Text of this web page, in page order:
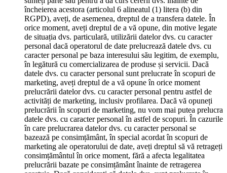
încheierea acestora (articolul 6 alineatul (1) litera (b) din
RGPD), aveți, de asemenea, dreptul de a transfera datele. În
orice moment, aveți dreptul de a vă opune, din motive legate
de situația dvs. particulară, utilizării datelor dvs. cu caracter
personal dacă operatorul de date prelucrează datele dvs. cu
caracter personal pe baza interesului său legitim, de exemplu,
în legătură cu comercializarea de produse și servicii. Dacă
datele dvs. cu caracter personal sunt prelucrate în scopuri de
marketing, aveți dreptul de a vă opune în orice moment
prelucrării datelor dvs. cu caracter personal pentru astfel de
activități de marketing, inclusiv profilarea. Dacă vă opuneți
prelucrării în scopuri de marketing, nu vom mai putea prelucra
datele dvs. cu caracter personal în astfel de scopuri. În cazurile
în care prelucrarea datelor dvs. cu caracter personal se
bazează pe consimțământ, în special acordat în scopuri de
marketing ale operatorului de date, aveți dreptul să vă retrageți
consimțământul în orice moment, fără a afecta legalitatea
prelucrării bazate pe consimțământ înainte de retragerea